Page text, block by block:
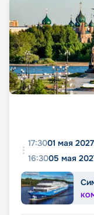
17:3001 мая 2027
16:3005 мая